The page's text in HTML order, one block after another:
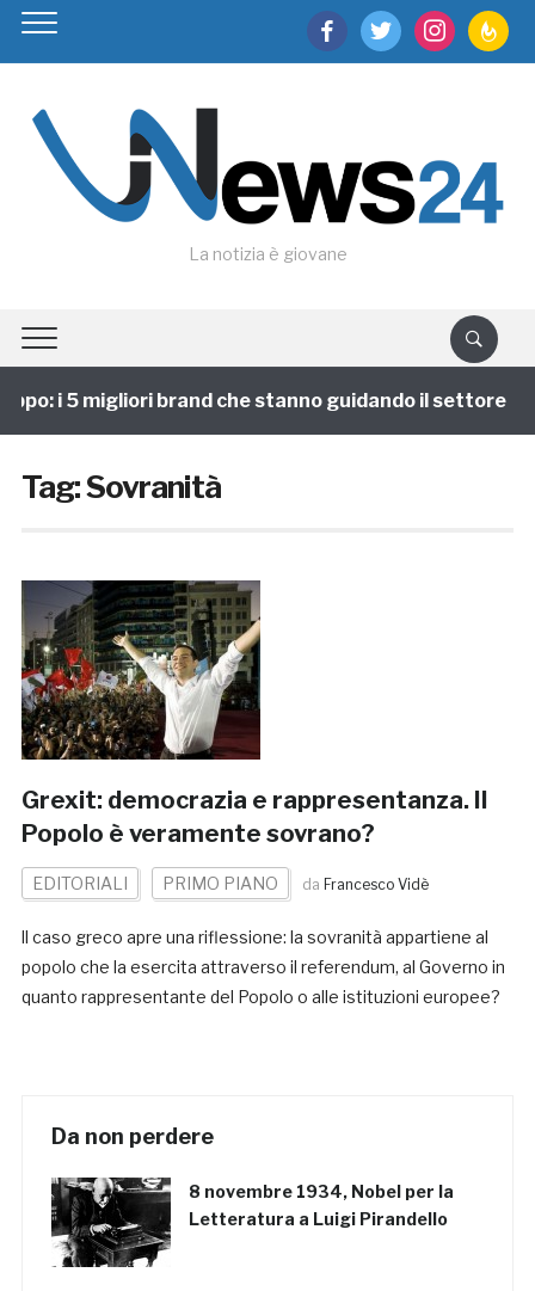
facebooktwitter instagram
La notizia è giovane
i 5 migliori brand che stanno guidando il settore
Tag:Sovranità
Grexit: democrazia e rappresentanza. Il
Popolo è veramente sovrano?
EDITORIALI PRIMO PIANO da Francesco Vidè
ll caso greco apre una riflessione: la sovranità appartiene al
popolo che la esercita attraverso il referendum, al Governo in
quanto rappresentante del Popolo o alle istituzioni europee?
Da non perdere
8 novembre 1934, Nobel per la
Letteratura a Luigi Pirandello